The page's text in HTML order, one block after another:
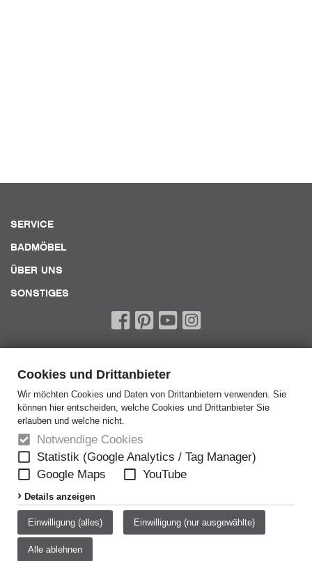
Cookies und Drittanbieter
Wir möchten Cookies und Daten von Drittanbietern verwenden. Sie
können hier entscheiden, welche Cookies und Drittanbieter Sie
erlauben und welche nicht.
Notwendige Cookies
Statistik (Google Analytics / Tag Manager)
Google Maps
YouTube
Details anzeigen
Einwilligung (alles) Einwilligung (nur ausgewählte)
Alle ablehnen
SERVICE
BADMÖBEL
ÜBER UNS
SONSTIGES
Home
AEB
Datenschutz
Impressum